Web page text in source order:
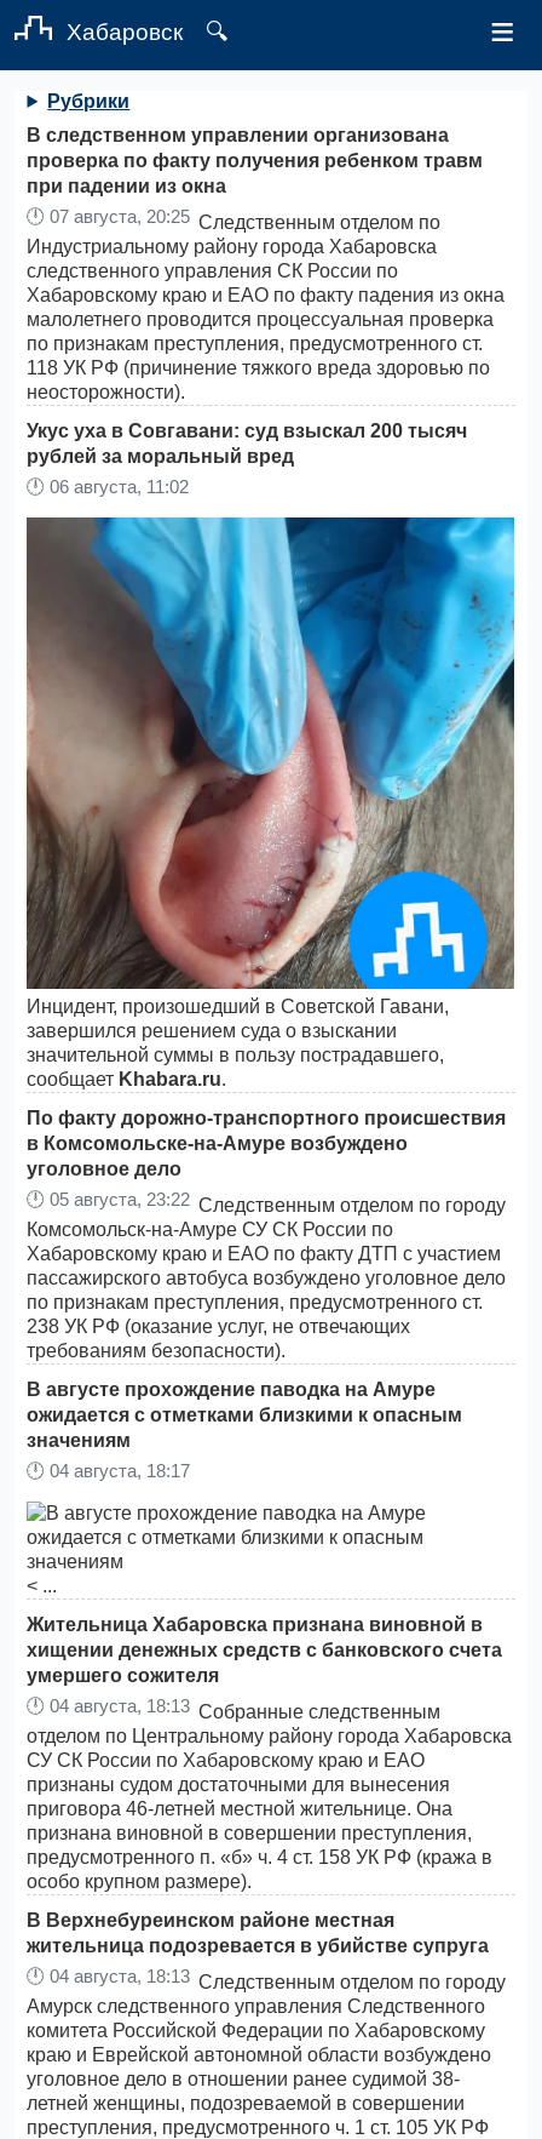
Хабаровск 🔍 ≡
Рубрики
В следственном управлении организована
проверка по факту получения ребенком травм
при падении из окна
🕛07 августа, 20:25 Следственным отделом по
Индустриальному району города Хабаровска
следственного управления СК России по
Хабаровскому краю и ЕАО по факту падения из окна
малолетнего проводится процессуальная проверка
по признакам преступления, предусмотренного ст.
118 УК РФ (причинение тяжкого вреда здоровью по
неосторожности).
Укус уха в Совгавани: суд взыскал 200 тысяч
рублей за моральный вред
🕛06 августа, 11:02
Инцидент, произошедший в Советской Гавани,
завершился решением суда о взыскании
значительной суммы в пользу пострадавшего,
сообщает Khabara.ru.
По факту дорожно-транспортного происшествия
в Комсомольске-на-Амуре возбуждено
уголовное дело
🕛05 августа, 23:22 Следственным отделом по городу
Комсомольск-на-Амуре СУ СК России по
Хабаровскому краю и ЕАО по факту ДТП с участием
пассажирского автобуса возбуждено уголовное дело
по признакам преступления, предусмотренного ст.
238 УК РФ (оказание услуг, не отвечающих
требованиям безопасности).
В августе прохождение паводка на Амуре
ожидается с отметками близкими к опасным
значениям
🕛04 августа, 18:17
< ...
Жительница Хабаровска признана виновной в
хищении денежных средств с банковского счета
умершего сожителя
🕛04 августа, 18:13 Собранные следственным
отделом по Центральному району города Хабаровска
СУ СК России по Хабаровскому краю и ЕАО
признаны судом достаточными для вынесения
приговора 46-летней местной жительнице. Она
признана виновной в совершении преступления,
предусмотренного п. «б» ч. 4 ст. 158 УК РФ (кража в
особо крупном размере).
В Верхнебуреинском районе местная
жительница подозревается в убийстве супруга
🕛04 августа, 18:13 Следственным отделом по городу
Амурск следственного управления Следственного
комитета Российской Федерации по Хабаровскому
краю и Еврейской автономной области возбуждено
уголовное дело в отношении ранее судимой 38-
летней женщины, подозреваемой в совершении
преступления, предусмотренного ч. 1 ст. 105 УК РФ